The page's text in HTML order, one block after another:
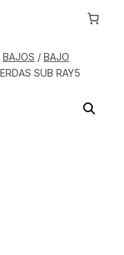
BAJOS / BAJO
SUB RAY5